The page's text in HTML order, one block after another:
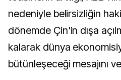
nedeniyle belirsizliğin
dönemde Çin'in dışa
kalarak dünya
bütünleşeceği mesajını